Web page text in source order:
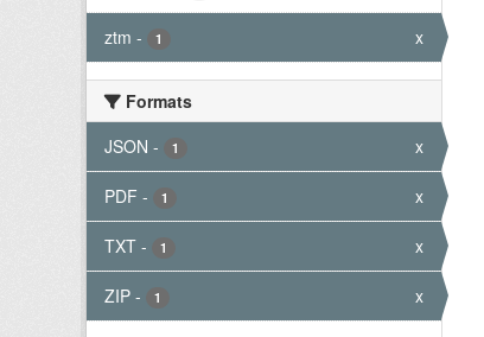
ztm - 1 x
Formats
JSON - 1 x
PDF - 1 x
TXT - 1 x
ZIP - 1 x